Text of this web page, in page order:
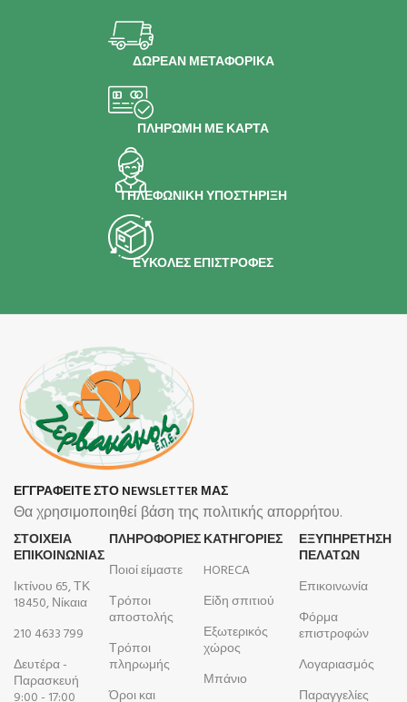
ΔΩΡΕΑΝ ΜΕΤΑΦΟΡΙΚΑ
ΠΛΗΡΩΜΗ ΜΕ ΚΑΡΤΑ
ΤΗΛΕΦΩΝΙΚΗ ΥΠΟΣΤΗΡΙΞΗ
ΕΥΚΟΛΕΣ ΕΠΙΣΤΡΟΦΕΣ
ΕΓΓΡΑΦΕΙΤΕ ΣΤΟ NEWSLETTER ΜΑΣ
Θα χρησιμοποιηθεί βάση της πολιτικής απορρήτου.
ΣΤΟΙΧΕΙΑ
ΕΠΙΚΟΙΝΩΝΙΑΣ
Ικτίνου 65, ΤΚ
18450, Νίκαια
210 4633 799
Δευτέρα -
Παρασκευή
ΠΛΗΡΟΦΟΡΊΕΣ
Ποιοί είμαστε
Τρόποι
αποστολής
Τρόποι
πληρωμής
Όροι και
ΚΑΤΗΓΟΡΙΕΣ
HORECA
Είδη σπιτιού
Εξωτερικός
χώρος
Μπάνιο
ΕΞΥΠΗΡΕΤΗΣΗ
ΠΕΛΑΤΩΝ
Επικοινωνία
Φόρμα
επιστροφών
Λογαριασμός
Παραγγελίες